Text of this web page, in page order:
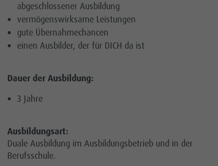
abgeschlossener Ausbildung
vermögenswirksame Leistungen
gute Übernahmechancen
einen Ausbilder, der für DICH da ist
Dauer der Ausbildung:
3 Jahre
Ausbildungsart:
Duale Ausbildung im Ausbildungsbetrieb und in der
Berufsschule.